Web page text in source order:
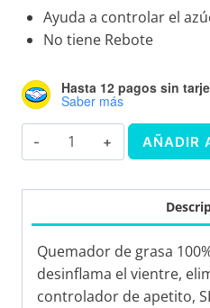
Ayuda a controlar el
No tiene Rebote
Hasta 12 pagos sin
Saber más
JANNIS
RETO
AÑADIR
Quemador de grasa
desinflama el vientre,
controlador de apetito,